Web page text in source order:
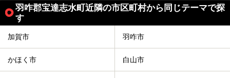
羽咋郡宝達志水町近隣の市区町村から同じテーマで探
す
加賀市 羽咋市
かほく市 白山市